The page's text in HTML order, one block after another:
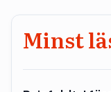
Minst